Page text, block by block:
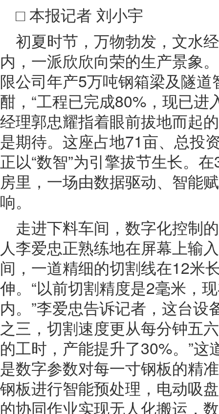
□ 本报记者 刘小宇
初夏时节，万物勃发，文水
内，一派欣欣向荣的生产景象
限公司年产5万吨钢箱梁及隧
酣，“工程已完成80%，现已进
经理郭忠耀指着眼前拔地而起
是期待。这座占地71亩、总投
正以“数智”为引擎拔节生长。
房里，一场由数据驱动、智能
响。
走进下料车间，数字化控制
人李爱忠正熟练地在屏幕上输
间，一道精细的切割线在12米
伸。“以前切割精度是2毫米，
内。”李爱忠告诉记者，这台设
之三，切割速度更从每分钟五
的工时，产能提升了30%。”这
是数字参数对每一寸钢板的精
钢板进行智能预处理，电动吸
的协同作业实现无人化搬运，